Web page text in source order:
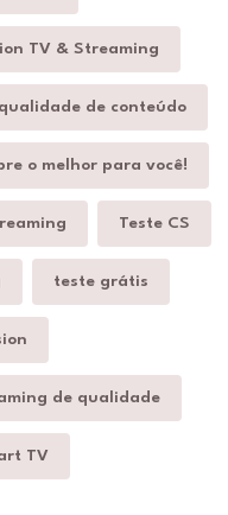
TV & Streaming
qualidade de conteúdo
o melhor para você!
Teste CS
teste grátis
de qualidade
TV